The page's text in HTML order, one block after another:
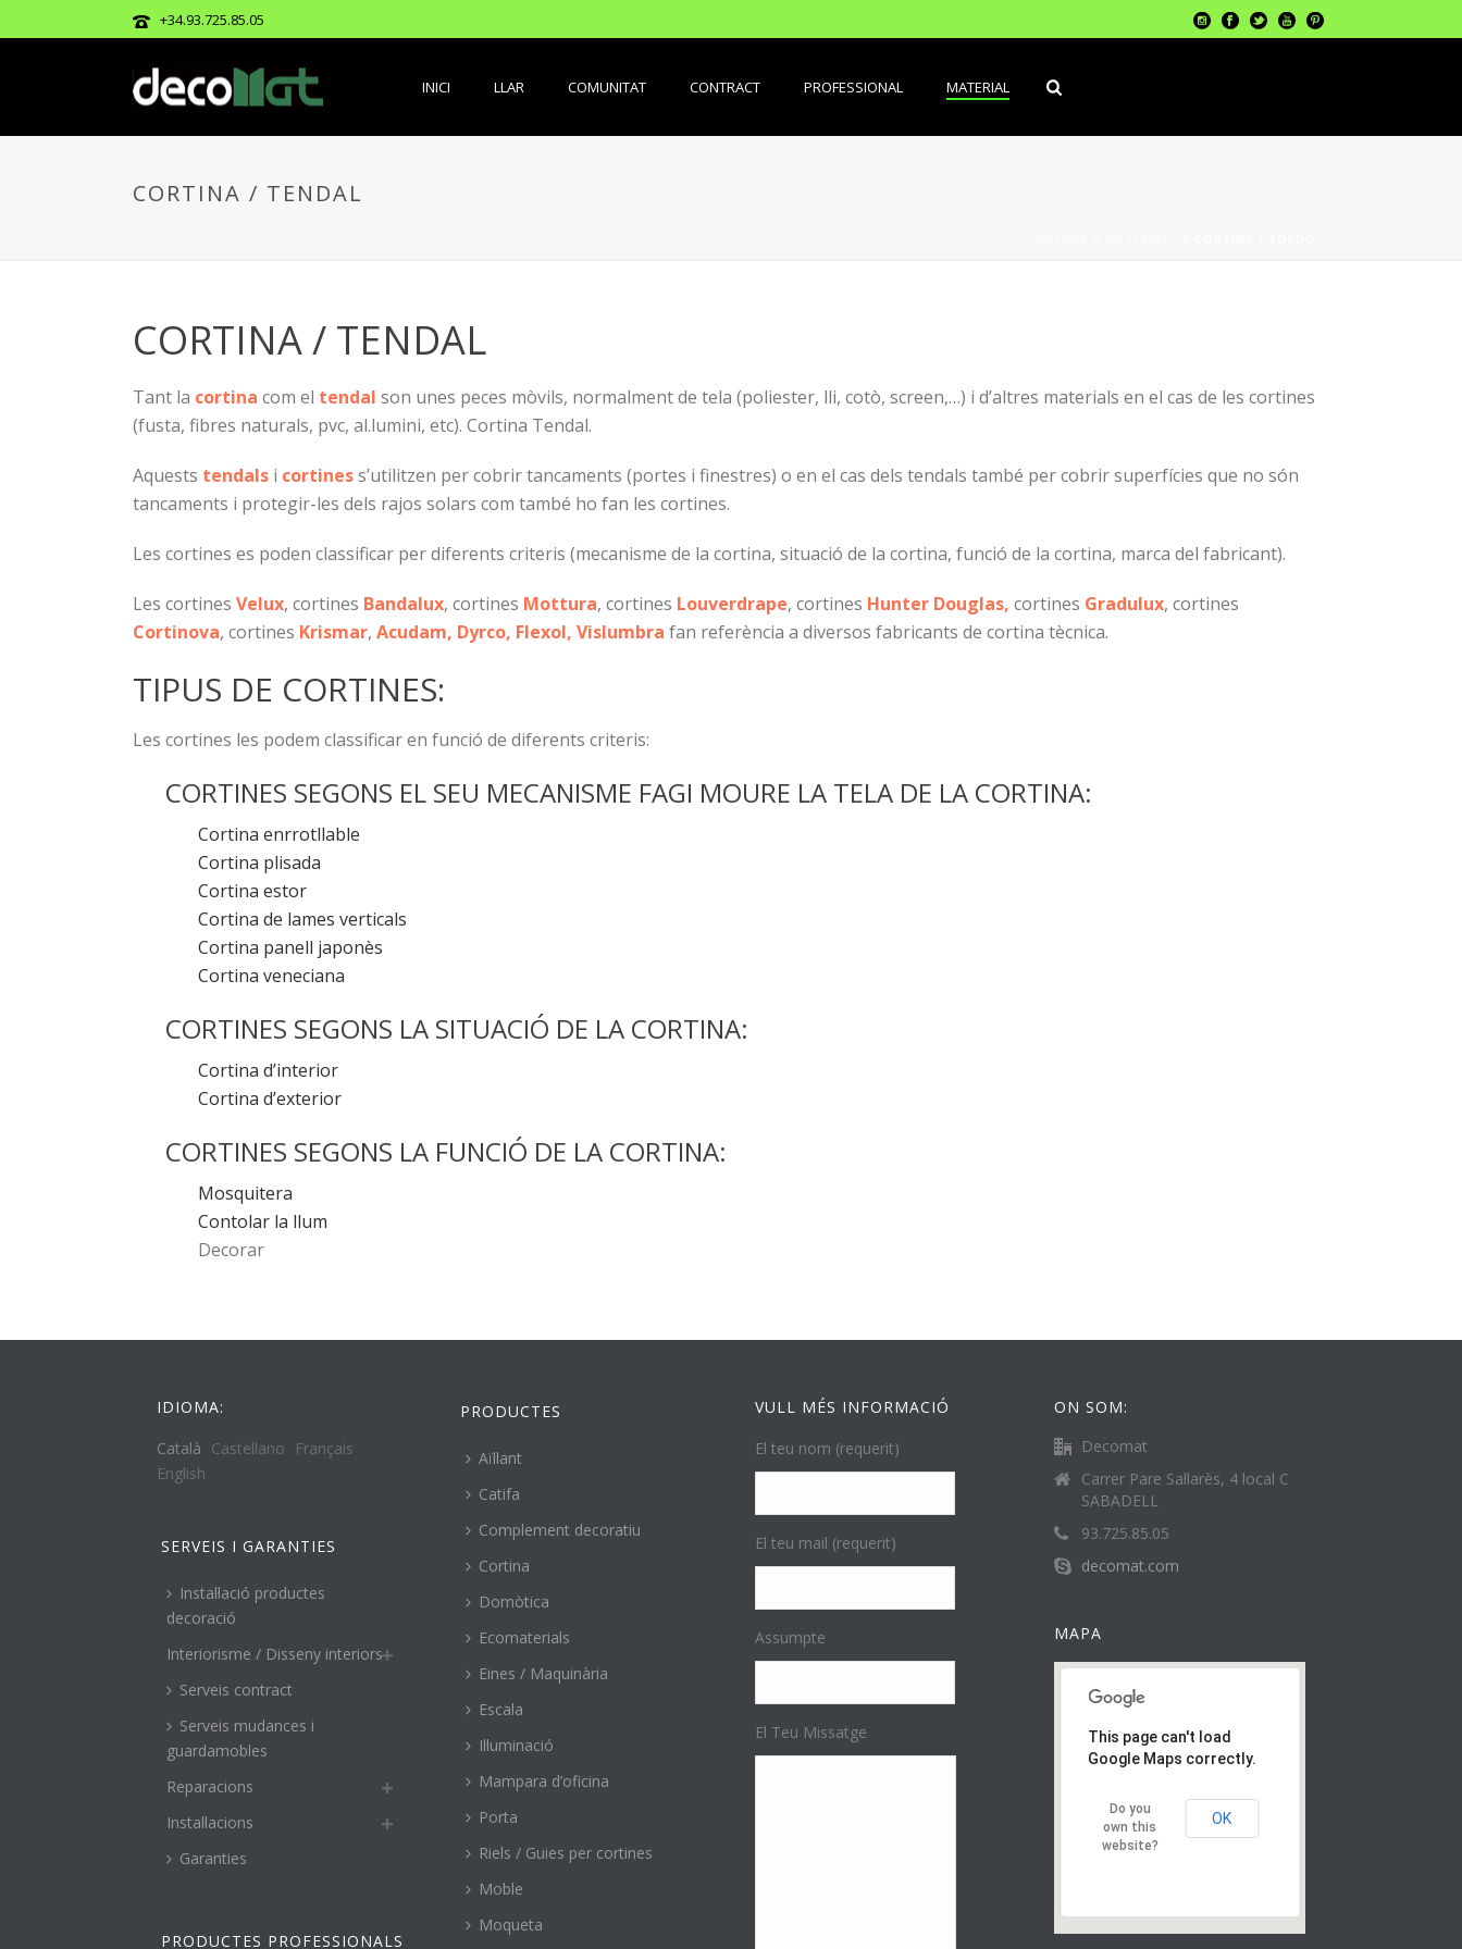
+34.93.725.85.05
INICI LLAR COMUNITAT CONTRACT PROFESSIONAL MATERIAL
CORTINA / TENDAL
CORTINA / TENDAL
Tant la cortina com el tendal son unes peces mòvils, normalment de tela (poliester, lli, cotò, screen,…) i d’altres materials en el cas de les cortines
(fusta, fibres naturals, pvc, al.lumini, etc). Cortina Tendal.
Aquests tendals i cortiness’utilitzen per cobrir tancaments (portes i finestres) o en el cas dels tendals també per cobrir superfícies que no són
tancaments i protegir-les dels rajos solars com també ho fan les cortines.
Les cortines es poden classificar per diferents criteris (mecanisme de la cortina, situació de la cortina, funció de la cortina, marca del fabricant).
Les cortines Velux, cortines Bandalux, cortines Mottura, cortines Louverdrape, cortines Hunter Douglas, cortines Gradulux, cortines
Cortinova, cortines Krismar, Acudam, Dyrco, Flexol, Vislumbra fan referència a diversos fabricants de cortina tècnica.
TIPUS DE CORTINES:
Les cortines les podem classificar en funció de diferents criteris:
CORTINES SEGONS EL SEU MECANISME FAGI MOURE LA TELA DE LA CORTINA:
Cortina enrrotllable
Cortina plisada
Cortina estor
Cortina de lames verticals
Cortina panell japonès
Cortina veneciana
CORTINES SEGONS LA SITUACIÓ DE LA CORTINA:
Cortina d’interior
Cortina d’exterior
CORTINES SEGONS LA FUNCIÓ DE LA CORTINA:
Mosquitera
Contolar la llum
Decorar
IDIOMA:
Català Castellano
Français
English
SERVEIS I GARANTIES
Instal·lació productes
decoració
Interiorisme / Disseny interiors
Serveis contract
Serveis mudances i
guardamobles
Reparacions
Instal·lacions
Garanties
PRODUCTES PROFESSIONALS
PRODUCTES
Aïllant
Catifa
Complement decoratiu
Cortina
Domòtica
Ecomaterials
Eines / Maquinària
Escala
Il·luminació
Mampara d’oficina
Porta
Riels / Guies per cortines
Moble
Moqueta
VULL MÉS INFORMACIÓ
El teu nom (requerit)
El teu mail (requerit)
Assumpte
El Teu Missatge
ON SOM:
Decomat
Carrer Pare Sallarès, 4 local C
SABADELL
93.725.85.05
decomat.com
MAPA
This page can't load
Google Maps correctly.
Do you
own this
website?
OK